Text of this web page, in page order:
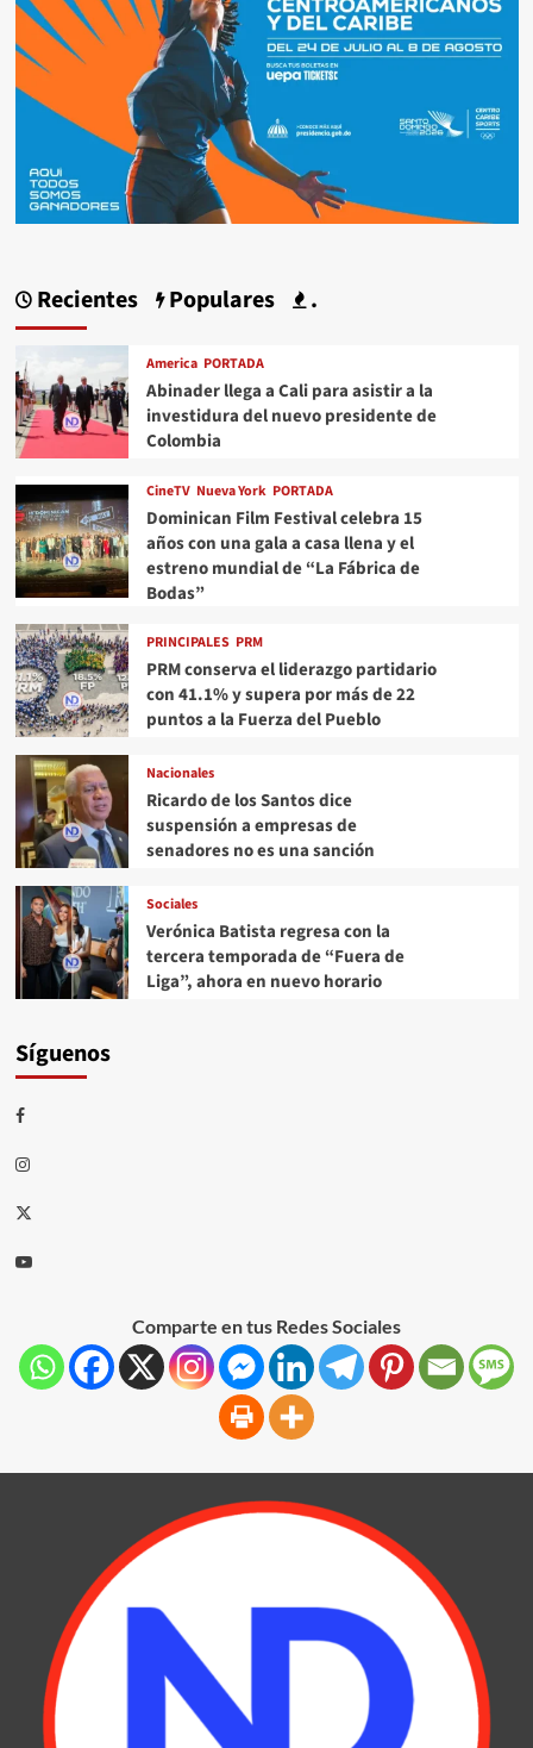
Recientes Populares .
America PORTADA
Abinader llega a Cali para asistir a la
investidura del nuevo presidente de
Colombia
CineTV Nueva York PORTADA
Dominican Film Festival celebra 15
años con una gala a casa llena y el
estreno mundial de “La Fábrica de
Bodas”
PRINCIPALES PRM
PRM conserva el liderazgo partidario
con 41.1% y supera por más de 22
puntos a la Fuerza del Pueblo
Nacionales
Ricardo de los Santos dice
suspensión a empresas de
senadores no es una sanción
Sociales
Verónica Batista regresa con la
tercera temporada de “Fuera de
Liga”, ahora en nuevo horario
Síguenos
Comparte en tus Redes Sociales